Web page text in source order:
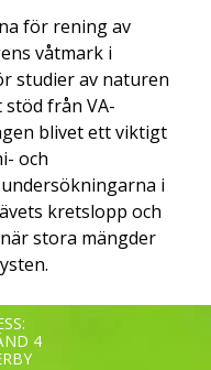
för rening av
våtmark i
studier av naturen
från VA-
blivet ett viktigt
och
i
kretslopp och
stora mängder
4